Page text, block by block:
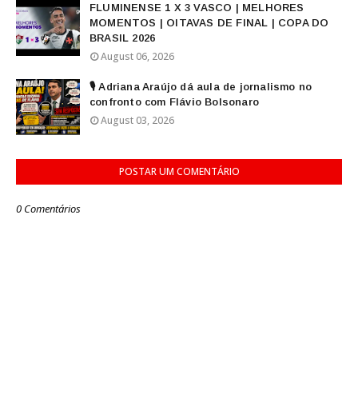
FLUMINENSE 1 X 3 VASCO | MELHORES
MOMENTOS | OITAVAS DE FINAL | COPA DO
BRASIL 2026
August 06, 2026
🎙️ Adriana Araújo dá aula de jornalismo no
confronto com Flávio Bolsonaro
August 03, 2026
POSTAR UM COMENTÁRIO
0 Comentários